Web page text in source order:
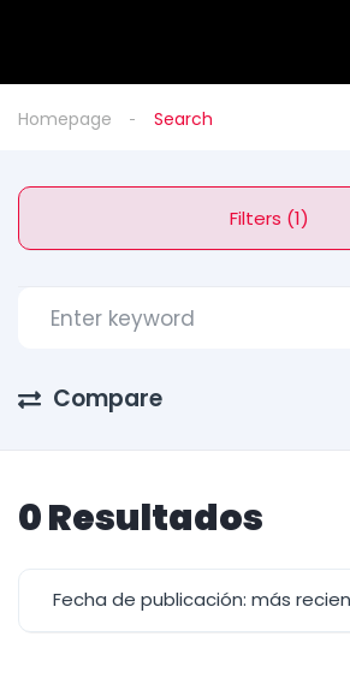
Homepage Search
Filters (1)
Compare
0 Resultados
Fecha de publicación: más